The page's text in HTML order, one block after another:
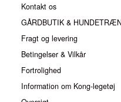
Kontakt os
GÅRDBUTIK &
Fragt og levering
Betingelser & Vilkår
Fortrolighed
Information om Kong-legetøj